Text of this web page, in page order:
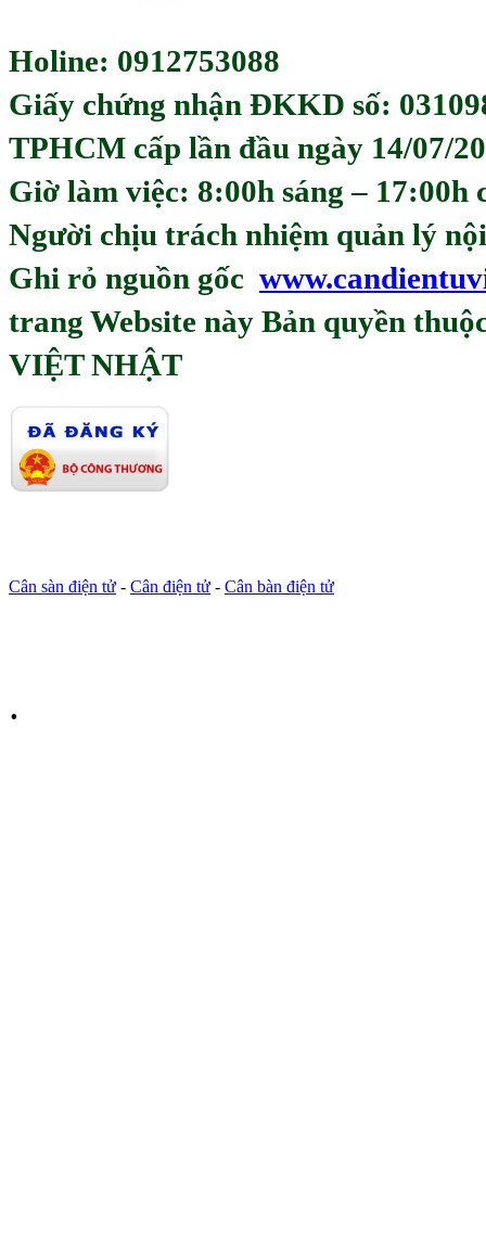
Holine: 0912753088
Giấy chứng nhận ĐKKD số:
TPHCM cấp lần đầu ngày 14/07/
Giờ làm việc: 8:00h sáng – 17:00h
Người chịu trách nhiệm quản lý
Ghi rỏ nguồn gốc
trang Website này Bản quyền
VIỆT NHẬT
Cân sàn điện tử - Cân điện tử - Cân bàn điện tử
.